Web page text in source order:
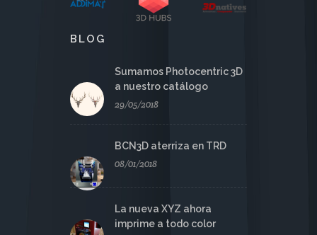
BLOG
Sumamos Photocentric 3D
a nuestro catálogo
29/05/2018
BCN3D aterriza en TRD
08/01/2018
La nueva XYZ ahora
imprime a todo color